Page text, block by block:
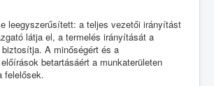
leegyszerűsített: a teljes vezetői irányítást
látja el, a termelés irányítását a
A minőségért és a
betartásáért a munkaterületen
felelősek.